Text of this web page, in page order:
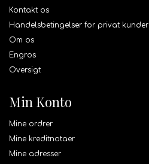
Kontakt os
Handelsbetingelser for privat kunder
Om os
Engros
Oversigt
Min Konto
Mine ordrer
Mine kreditnotaer
Mine adresser